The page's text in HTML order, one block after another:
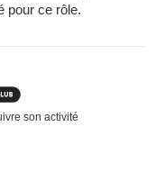
pour ce rôle.
son activité